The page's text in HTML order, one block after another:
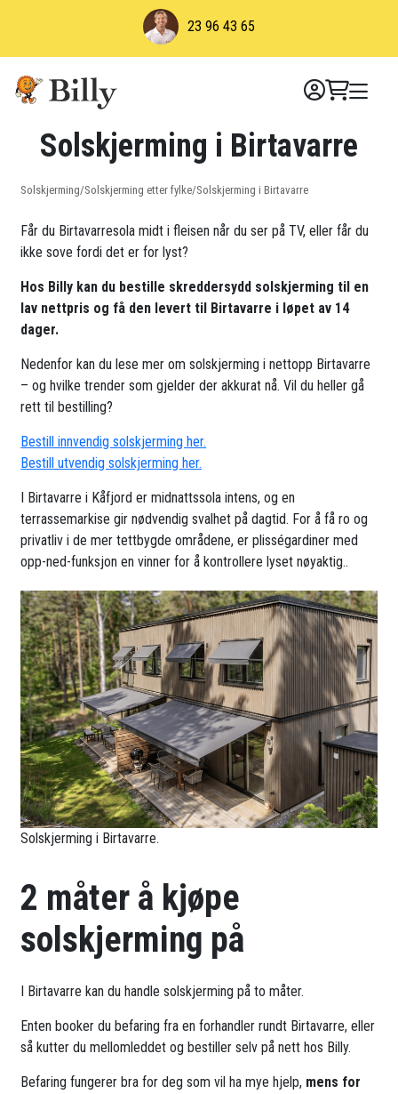
23 96 43 65
Solskjerming i Birtavarre
Solskjerming/Solskjerming etter fylke/Solskjerming i Birtavarre
Får du Birtavarresola midt i fleisen når du ser på TV, eller får du
ikke sove fordi det er for lyst?
Hos Billy kan du bestille skreddersydd solskjerming til en
lav nettpris og få den levert til Birtavarre i løpet av 14
dager.
Nedenfor kan du lese mer om solskjerming i nettopp Birtavarre
– og hvilke trender som gjelder der akkurat nå. Vil du heller gå
rett til bestilling?
Bestill innvendig solskjerming her.
Bestill utvendig solskjerming her.
I Birtavarre i Kåfjord er midnattssola intens, og en
terrassemarkise gir nødvendig svalhet på dagtid. For å få ro og
privatliv i de mer tettbygde områdene, er plisségardiner med
opp-ned-funksjon en vinner for å kontrollere lyset nøyaktig..
Solskjerming i Birtavarre.
2 måter å kjøpe
solskjerming på
I Birtavarre kan du handle solskjerming på to måter.
Enten booker du befaring fra en forhandler rundt Birtavarre, eller
så kutter du mellomleddet og bestiller selv på nett hos Billy.
Befaring fungerer bra for deg som vil ha mye hjelp, mens for